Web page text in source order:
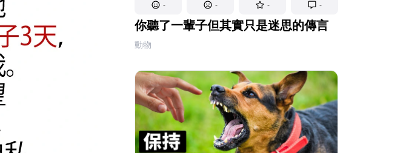
- - - -
你聽了一輩子但其實只是迷思的傳言
動物